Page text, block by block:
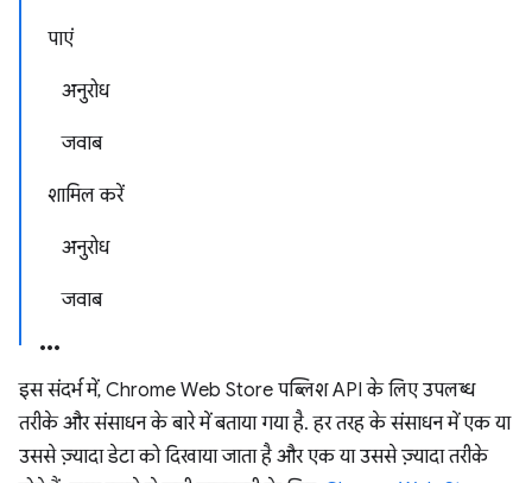
पाएं
अनुरोध
जवाब
शामिल करें
अनुरोध
जवाब
इस संदर्भ में, Chrome Web Store पब्लिश API के लिए उपलब्ध
तरीके और संसाधन के बारे में बताया गया है. हर तरह के संसाधन में एक या
उससे ज़्यादा डेटा को दिखाया जाता है और एक या उससे ज़्यादा तरीके